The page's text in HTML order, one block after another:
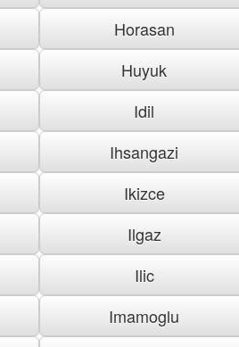
Horasan
Huyuk
Idil
Ihsangazi
Ikizce
Ilgaz
Ilic
Imamoglu